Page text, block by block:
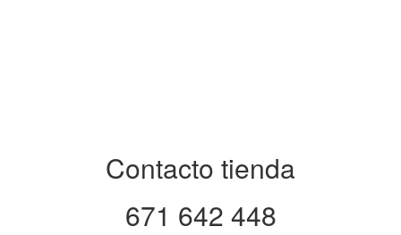
Contacto tienda
671 642 448